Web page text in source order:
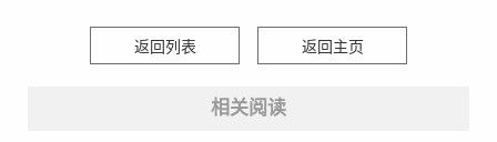
返回列表 返回主页
相关阅读